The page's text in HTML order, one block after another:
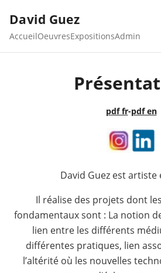
David Guez
AccueilOeuvresExpositionsAdmin
pdf fr-pdf en
David Guez est artiste
Il réalise des projets dont
fondamentaux sont : La notion
lien entre les différents
différentes pratiques, lien
l’altérité où les nouvelles